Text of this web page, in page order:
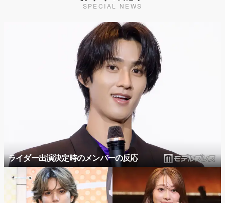
SPECIAL NEWS
ライダー出演決定時のメンバーの反応